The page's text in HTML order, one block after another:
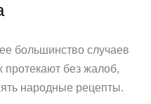
большинство случаев
без жалоб,
народные рецепты.